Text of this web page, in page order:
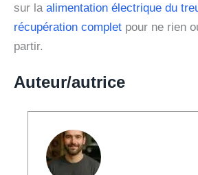
sur la alimentation électrique du
récupération complet pour ne rien
partir.
Auteur/autrice